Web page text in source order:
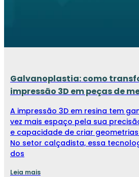
Galvanoplastia: como
impressão 3D em peças de
A impressão 3D em resina tem
vez mais espaço pela sua
e capacidade de criar
No setor calçadista, essa
dos
Leia mais